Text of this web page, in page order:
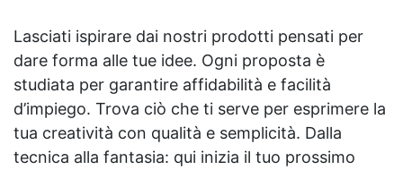
Lasciati ispirare dai nostri prodotti pensati per
dare forma alle tue idee. Ogni proposta è
studiata per garantire affidabilità e facilità
d’impiego. Trova ciò che ti serve per esprimere la
tua creatività con qualità e semplicità. Dalla
tecnica alla fantasia: qui inizia il tuo prossimo